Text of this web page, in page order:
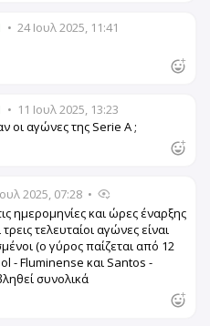
• 24 Ιουλ 2025, 11:41
• 11 Ιουλ 2025, 13:23
οι αγώνες της Serie A ;
2025, 07:28 •
ημερομηνίες και ώρες έναρξης
τελευταίοι αγώνες είναι
(ο γύρος παίζεται από 12
- Fluminense και Santos -
συνολικά